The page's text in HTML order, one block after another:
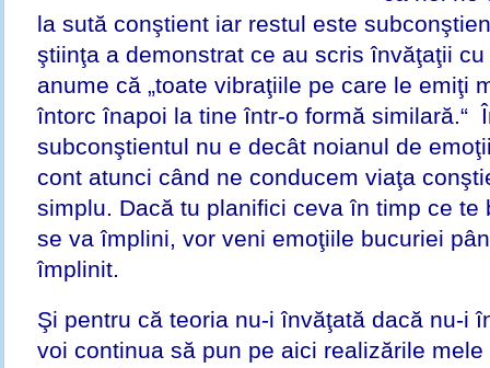
la sută conştient iar restul este
ştiinţa a demonstrat ce au scris învăţaţii
anume că „toate vibraţiile pe care le emiţi
întorc înapoi la tine într-o formă similară.“
subconştientul nu e decât noianul de
cont atunci când ne conducem viaţa
simplu. Dacă tu planifici ceva în timp ce te
se va împlini, vor veni emoţiile bucuriei
împlinit.
Şi pentru că teoria nu-i învăţată dacă nu-i
voi continua să pun pe aici realizările